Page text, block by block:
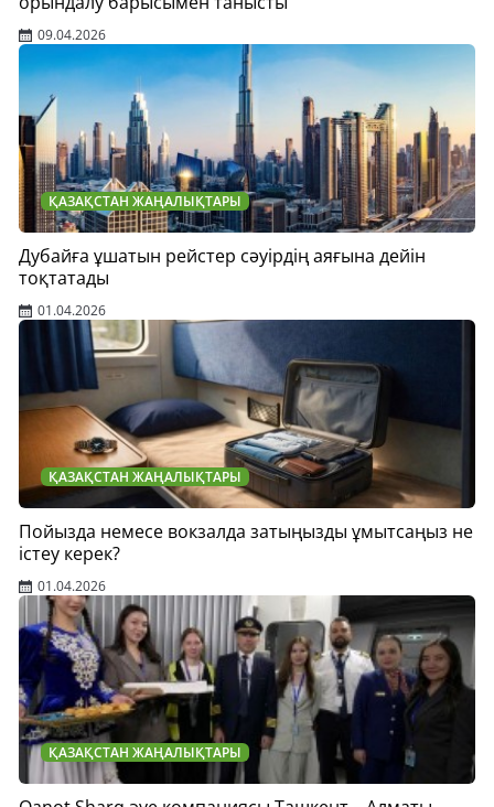
09.04.2026
ҚАЗАҚСТАН ЖАҢАЛЫҚТАРЫ
Дубайға ұшатын рейстер сәуірдің аяғына дейін
тоқтатады
01.04.2026
ҚАЗАҚСТАН ЖАҢАЛЫҚТАРЫ
Пойызда немесе вокзалда затыңызды ұмытсаңыз не
істеу керек?
01.04.2026
ҚАЗАҚСТАН ЖАҢАЛЫҚТАРЫ